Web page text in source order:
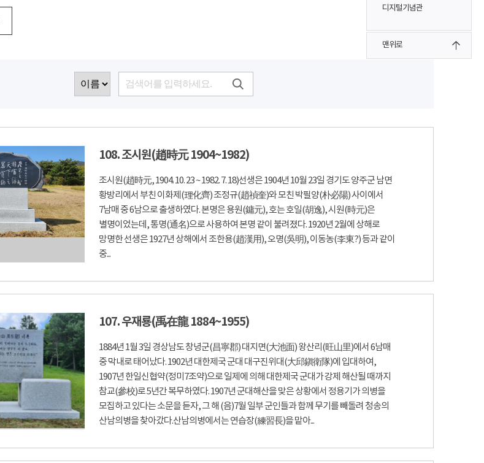
디지털기념관
맨위로
108. 조시원(趙時元 1904~1982)
조시원(趙時元, 1904. 10. 23 ~ 1982. 7. 18)선생은 1904년 10월 23일 경기도 양주군 남면
황방리에서 부친 이화제(理化齊) 조정규(趙禎奎)와 모친 박필양(朴必陽) 사이에서
7남매 중 6남으로 출생하였다. 본명은 용원(鏞元), 호는 호일(胡逸), 시원(時元)은
별명이었는데, 통명(通名)으로 사용하여 본명 같이 불려졌다. 1920년 2월에 상해로
망명한 선생은 1927년 상해에서 조한용(趙漢用), 오명(吳明), 이동농(李東?) 등과 같이
중...
107. 우재룡(禹在龍 1884~1955)
1884년 1월 3일 경상남도 창녕군(昌寧郡) 대지면(大池面) 왕산리(旺山里)에서 6남매
중 막내로 태어났다. 1902년 대한제국 군대 대구진위대(大邱鎭衛隊)에 입대하여,
1907년 한일신협약(정미7조약)으로 일제에 의해 대한제국 군대가 강제 해산될 때까지
참교(參校)로 5년간 복무하였다. 1907년 군대해산을 맞은 상황에서 정용기가 의병을
모집하고 있다는 소문을 듣자, 그 해 (음)7월 일부 군인들과 함께 무기를 빼돌려 청송의
산남의병을 찾아갔다.산남의병에서는 연습장(練習長)을 맡아...